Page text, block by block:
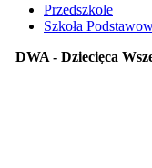
Przedszkole
Szkoła
DWA - Dziecięca